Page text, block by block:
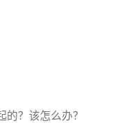
？该怎么办？